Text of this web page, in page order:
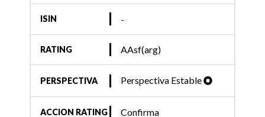
ISIN -
RATING AAsf(arg)
PERSPECTIVA Perspectiva Estable
ACCION RATING Confirma